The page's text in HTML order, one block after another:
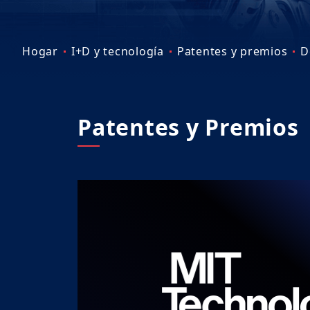
Hogar I+D y tecnología Patentes y premios
Patentes y Premios